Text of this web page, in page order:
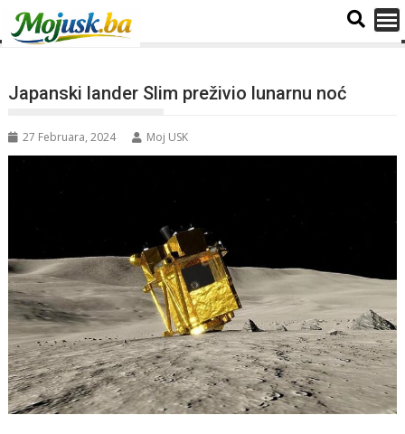
Japanski lander Slim preživio lunarnu noć
27 Februara, 2024 Moj USK